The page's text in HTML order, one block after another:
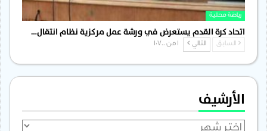
رياضة محلية
اتحاد كرة القدم يستعرض في ورشة عمل مركزية نظام انتقال…
السابق التالي
الأرشيف
الأرشيف